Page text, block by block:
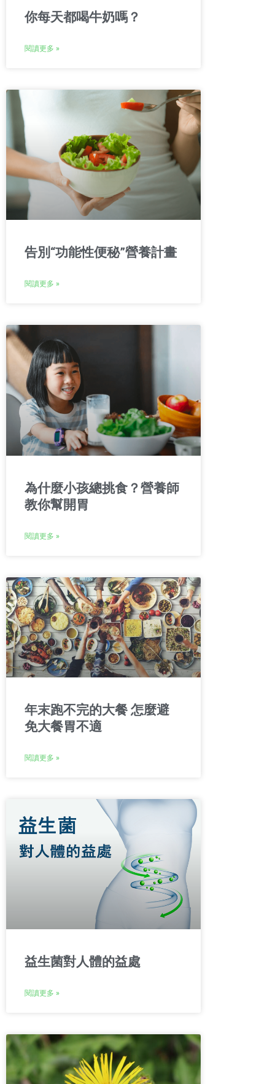
你每天都喝牛奶嗎？
閱讀更多 »
告別“功能性便秘”營養計畫
閱讀更多 »
為什麼小孩總挑食？營養師
教你幫開胃
閱讀更多 »
年末跑不完的大餐 怎麼避
免大餐胃不適
閱讀更多 »
益生菌對人體的益處
閱讀更多 »